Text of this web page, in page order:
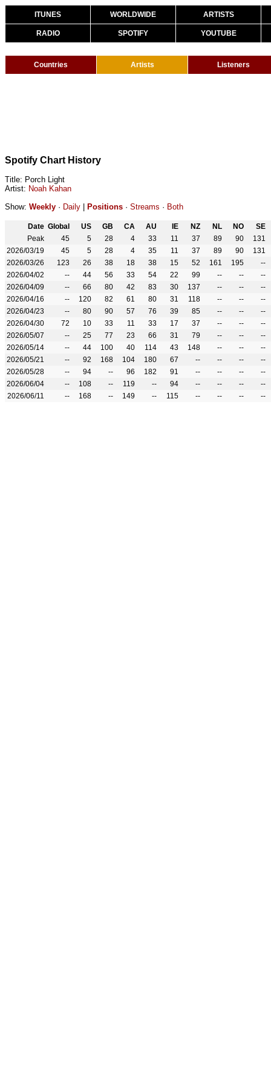
ITUNES WORLDWIDE ARTISTS
RADIO SPOTIFY YOUTUBE
Countries Artists Listeners
Spotify Chart History
Title: Porch Light
Artist: Noah Kahan
Show: Weekly · Daily Positions · Streams · Both
Date Global US GB CA AU IE NZ NL NO
SE
Peak
45 5 28 4 33 11 37 89 90
131
2026/03/19
45 5 28 4 35 11 37 89 90
131
2026/03/26
123 26 38 18 38 15 52 161 195
--
2026/04/02
-- 44 56 33 54 22 99 -- --
--
2026/04/09
-- 66 80 42 83 30 137 -- --
--
2026/04/16
-- 120 82 61 80 31 118 -- --
--
2026/04/23
-- 80 90 57 76 39 85 -- --
--
2026/04/30
72 10 33 11 33 17 37 -- --
--
2026/05/07
-- 25 77 23 66 31 79 -- --
--
2026/05/14
-- 44 100 40 114 43 148 -- --
--
2026/05/21
-- 92 168 104 180 67 -- -- --
--
2026/05/28
-- 94 -- 96 182 91 -- -- --
--
2026/06/04
-- 108 -- 119 -- 94 -- -- --
--
2026/06/11
-- 168 -- 149 -- 115 -- -- -- --